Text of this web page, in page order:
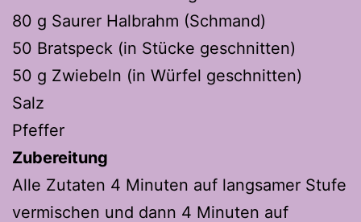
80 g Saurer Halbrahm (Schmand)
50 Bratspeck (in Stücke geschnitten)
50 g Zwiebeln (in Würfel geschnitten)
Salz
Pfeffer
Zubereitung
Alle Zutaten 4 Minuten auf langsamer Stufe
vermischen und dann 4 Minuten auf